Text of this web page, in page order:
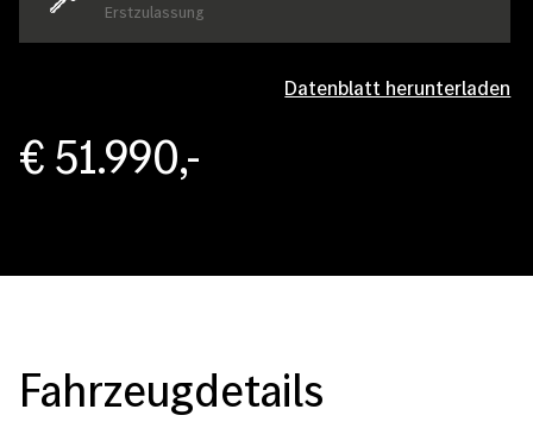
Erstzulassung
Datenblatt herunterladen
€ 51.990,-
Fahrzeugdetails